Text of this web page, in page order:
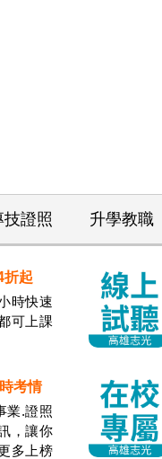
技證照 升學教職
折起
時快速
可上課
考情
業.證照
，讓你
多上榜